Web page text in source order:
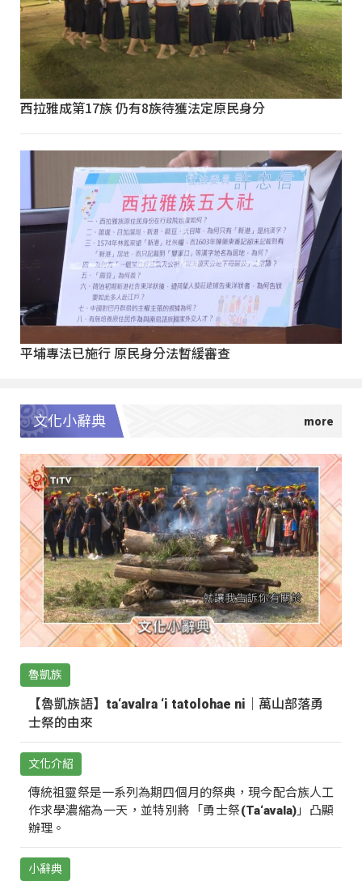
西拉雅成第17族 仍有8族待獲法定原民身分
平埔專法已施行 原民身分法暫緩審查
文化小辭典
魯凱族
【魯凱族語】ta‘avalra ‘i tatolohae ni｜萬山部落勇
士祭的由來
文化介紹
傳統祖靈祭是一系列為期四個月的祭典，現今配合族人工
作求學濃縮為一天，並特別將「勇士祭(Ta‘avala)」凸顯
辦理。
小辭典